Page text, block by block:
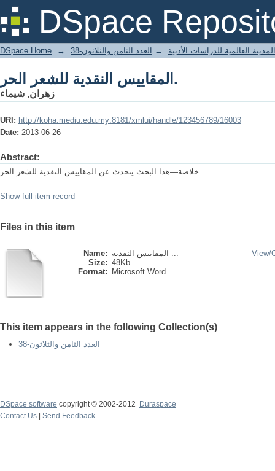
DSpace المقاييس النقدية للشعر الحر.
DSpace Home → العالمية للدراسات الأدبية → العدد الثامن والثلاثون-38
المقاييس النقدية للشعر الحر.
زهران, شيماء
URI: http://koha.mediu.edu.my:8181/xmlui/handle/123456789/16003
Date: 2013-06-26
Abstract:
خلاصة—هذا البحث يتحدث عن المقاييس النقدية للشعر الحر.
Show full item record
Files in this item
Name:
المقاييس النقدية ...
Size: 48Kb
Format:
Microsoft Word
View/
This item appears in the following Collection(s)
العدد الثامن والثلاثون-38
DSpace software copyright © 2002-2012
Duraspace
Contact Us
Send Feedback